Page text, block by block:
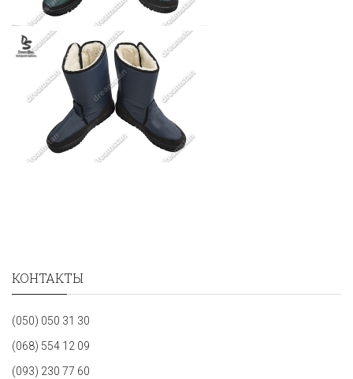
КОНТАКТЫ
(050) 050 31 30
(068) 554 12 09
(093) 230 77 60